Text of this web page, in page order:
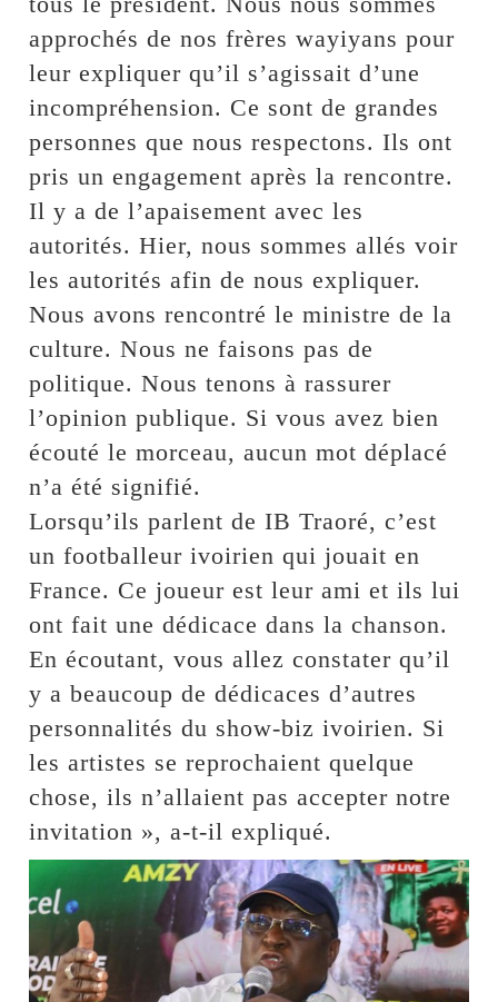
approchés de nos frères wayiyans pour
leur expliquer qu’il s’agissait d’une
incompréhension. Ce sont de grandes
personnes que nous respectons. Ils ont
pris un engagement après la rencontre.
Il y a de l’apaisement avec les
autorités. Hier, nous sommes allés voir
les autorités afin de nous expliquer.
Nous avons rencontré le ministre de la
culture. Nous ne faisons pas de
politique. Nous tenons à rassurer
l’opinion publique. Si vous avez bien
écouté le morceau, aucun mot déplacé
n’a été signifié.
Lorsqu’ils parlent de IB Traoré, c’est
un footballeur ivoirien qui jouait en
France. Ce joueur est leur ami et ils lui
ont fait une dédicace dans la chanson.
En écoutant, vous allez constater qu’il
y a beaucoup de dédicaces d’autres
personnalités du show-biz ivoirien. Si
les artistes se reprochaient quelque
chose, ils n’allaient pas accepter notre
invitation », a-t-il expliqué.